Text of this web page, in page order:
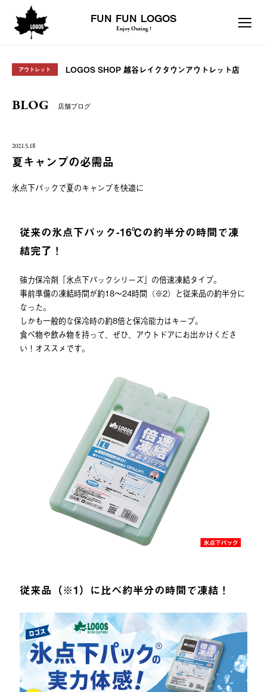
FUN FUN LOGOS
Enjoy Outing !
アウトレット LOGOS SHOP 越谷レイクタウンアウトレット店
BLOG 店舗ブログ
2021.5.18
夏キャンプの必需品
氷点下パックで夏のキャンプを快適に
従来の氷点下パック-16℃の約半分の時間で凍
結完了！
強力保冷剤「氷点下パックシリーズ」の倍速凍結タイプ。
事前準備の凍結時間が約18～24時間（※2）と従来品の約半分に
なった。
しかも一般的な保冷時の約8倍と保冷能力はキープ。
食べ物や飲み物を持って、ぜひ、アウトドアにお出かけくださ
い！オススメです。
従来品（※1）に比べ約半分の時間で凍結！